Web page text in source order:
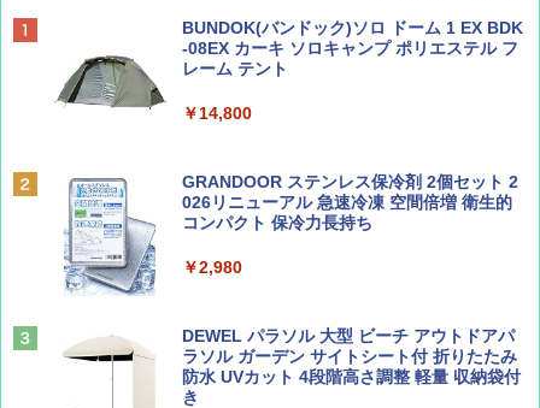
ディズニーファン ２０２６年 ９月号 [雑
誌] (ＤＩＳＮＥＹ ＦＡＮ)
Coyote No.89 特集 星野道夫 夢見る旅
￥1,540
山と溪谷 2026年8月号「南アルプス大全」
￥1,540
D40 地球の歩き方 チェンマイ タイ北部の魅
力的な町 2026～2027 地球の歩き方D アジア
A09 地球の歩き方 イタリア 2026～2027 地
球の歩き方A ヨーロッパ
A26 地球の歩き方 チェコ ポーランド スロヴ
ァキア 2026～2027 地球の歩き方A ヨーロッ
パ
[キャンパーズコレクション 山善] ポップアッ
プテント 傘みたいに広げて畳める パッとサ
ッとサンシェード キューブ フルクローズ メ
&ハイキング カーキ PATC-150(KH)
PYKES PEAK (パイクスピーク) 着替えテン
人用 折りたたみ 防災グッズ 災害用トイレ ビ
￥-
BUNDOK(バンドック)ソロ ドーム 1 EX BDK
-08EX カーキ ソロキャンプ ポリエステル フ
レーム テント
￥14,800
GRANDOOR ステンレス保冷剤 2個セット 2
026リニューアル 急速冷凍 空間倍増 衛生的
コンパクト 保冷力長持ち
￥2,980
DEWEL パラソル 大型 ビーチ アウトドアパ
ラソル ガーデン サイトシート付 折りたたみ
防水 UVカット 4段階高さ調整 軽量 収納袋付
き